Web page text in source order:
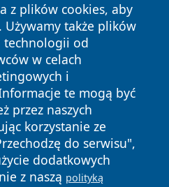
Leon XIII wpłynął na
Watykanu
–
odwrócił wzroku i
się z tym światem
nim bronić. Jego
pod to, czym stał się
na dialog,
z plików cookies, aby
Używamy także plików
technologii od
w celach
i
te mogą być
przez naszych
korzystanie ze
do serwisu",
dodatkowych
z naszą polityką